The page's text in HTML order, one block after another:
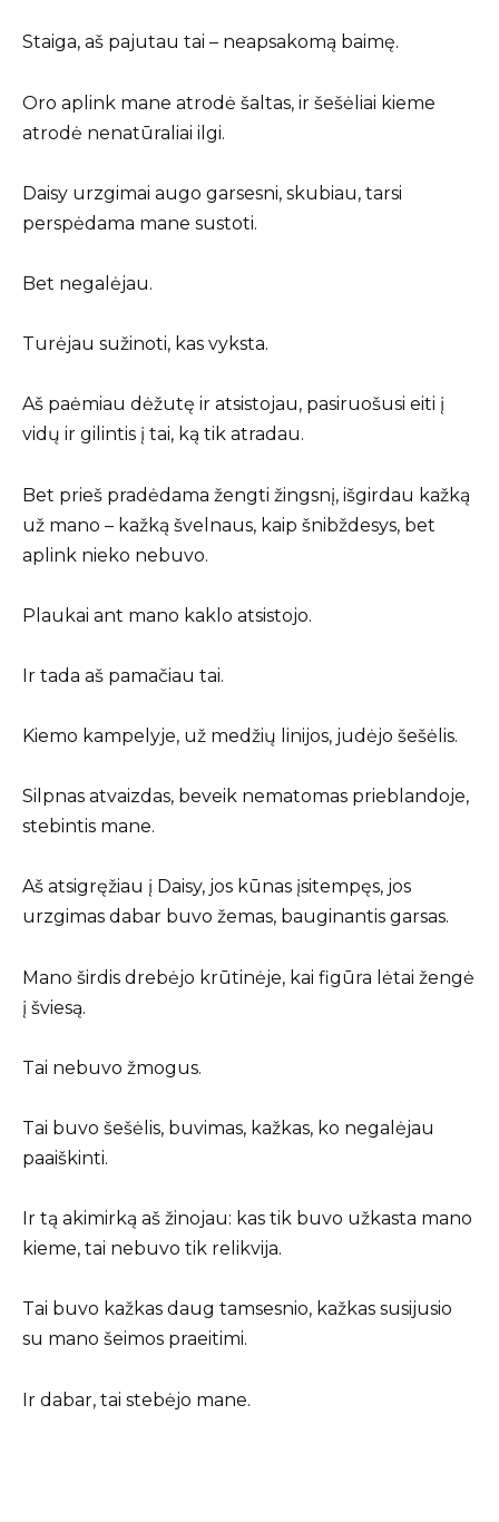
Staiga, aš pajutau tai – neapsakomą baimę.
Oro aplink mane atrodė šaltas, ir šešėliai kieme
atrodė nenatūraliai ilgi.
Daisy urzgimai augo garsesni, skubiau, tarsi
perspėdama mane sustoti.
Bet negalėjau.
Turėjau sužinoti, kas vyksta.
Aš paėmiau dėžutę ir atsistojau, pasiruošusi eiti į
vidų ir gilintis į tai, ką tik atradau.
Bet prieš pradėdama žengti žingsnį, išgirdau kažką
už mano – kažką švelnaus, kaip šnibždesys, bet
aplink nieko nebuvo.
Plaukai ant mano kaklo atsistojo.
Ir tada aš pamačiau tai.
Kiemo kampelyje, už medžių linijos, judėjo šešėlis.
Silpnas atvaizdas, beveik nematomas prieblandoje,
stebintis mane.
Aš atsigręžiau į Daisy, jos kūnas įsitempęs, jos
urzgimas dabar buvo žemas, bauginantis garsas.
Mano širdis drebėjo krūtinėje, kai figūra lėtai žengė
į šviesą.
Tai nebuvo žmogus.
Tai buvo šešėlis, buvimas, kažkas, ko negalėjau
paaiškinti.
Ir tą akimirką aš žinojau: kas tik buvo užkasta mano
kieme, tai nebuvo tik relikvija.
Tai buvo kažkas daug tamsesnio, kažkas susijusio
su mano šeimos praeitimi.
Ir dabar, tai stebėjo mane.